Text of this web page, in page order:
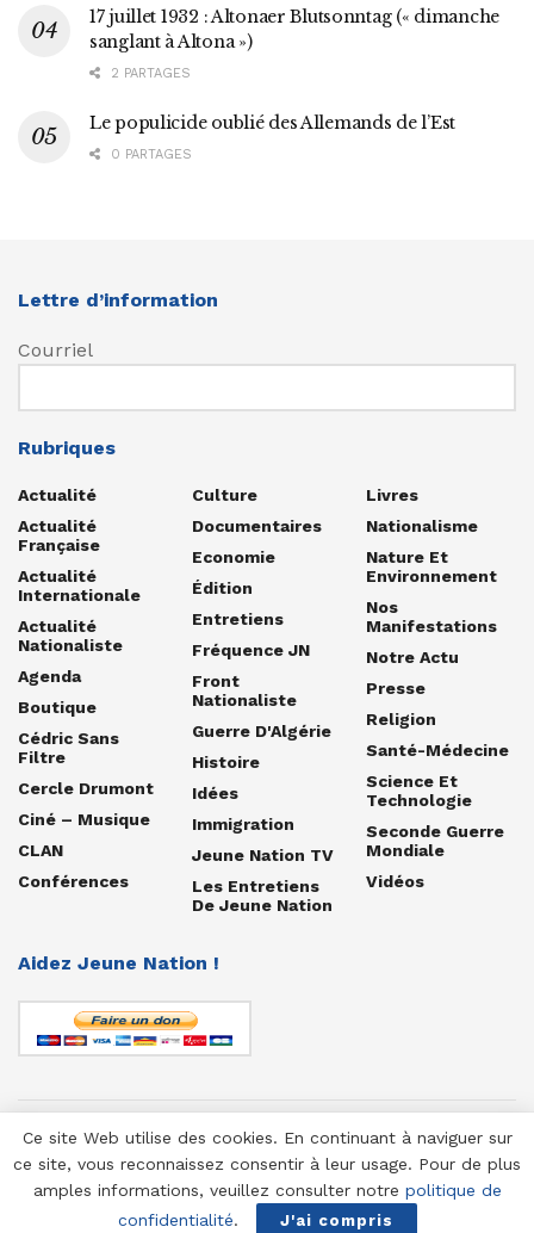
17 juillet 1932 : Altonaer Blutsonntag (« dimanche
sanglant à Altona »)
2 PARTAGES
Le populicide oublié des Allemands de l’Est
0 PARTAGES
Lettre d’information
Courriel
Rubriques
Actualité
Actualité
Française
Actualité
Internationale
Actualité
Nationaliste
Agenda
Boutique
Cédric Sans
Filtre
Cercle Drumont
Ciné – Musique
CLAN
Conférences
Culture
Documentaires
Economie
Édition
Entretiens
Fréquence JN
Front
Nationaliste
Guerre D'Algérie
Histoire
Idées
Immigration
Jeune Nation TV
Les Entretiens
De Jeune Nation
Livres
Nationalisme
Nature Et
Environnement
Nos
Manifestations
Notre Actu
Presse
Religion
Santé-Médecine
Science Et
Technologie
Seconde Guerre
Mondiale
Vidéos
Aidez Jeune Nation !
© 1958-2025 Jeune Nation
Ce site Web utilise des cookies. En continuant à naviguer sur
ce site, vous reconnaissez consentir à leur usage. Pour de plus
amples informations, veuillez consulter notre politique de
confidentialité. J'ai compris